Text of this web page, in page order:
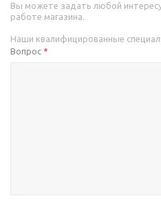
Вы можете задать любой
работе магазина.
Наши квалифицированные
Вопрос *